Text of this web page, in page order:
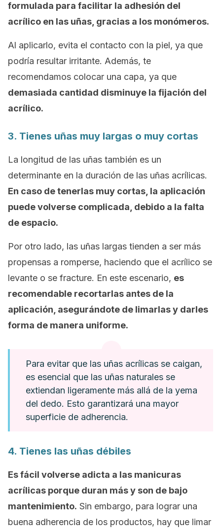
formulada para facilitar la adhesión del
acrílico en las uñas, gracias a los monómeros.
Al aplicarlo, evita el contacto con la piel, ya que
podría resultar irritante. Además, te
recomendamos colocar una capa, ya que
demasiada cantidad disminuye la fijación del
acrílico.
3. Tienes uñas muy largas o muy cortas
La longitud de las uñas también es un
determinante en la duración de las uñas acrílicas.
En caso de tenerlas muy cortas, la aplicación
puede volverse complicada, debido a la falta
de espacio.
Por otro lado, las uñas largas tienden a ser más
propensas a romperse, haciendo que el acrílico se
levante o se fracture. En este escenario, es
recomendable recortarlas antes de la
aplicación, asegurándote de limarlas y darles
forma de manera uniforme.
Para evitar que las uñas acrílicas se caigan,
es esencial que las uñas naturales se
extiendan ligeramente más allá de la yema
del dedo. Esto garantizará una mayor
superficie de adherencia.
4. Tienes las uñas débiles
Es fácil volverse adicta a las manicuras
acrílicas porque duran más y son de bajo
mantenimiento. Sin embargo, para lograr una
buena adherencia de los productos, hay que limar